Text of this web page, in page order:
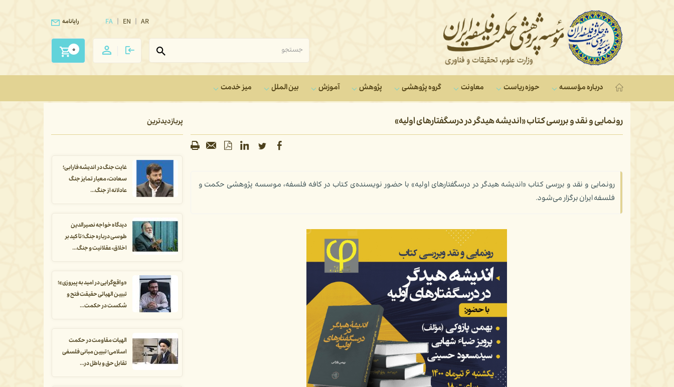
FA EN AR رایانامه
0
درباره مؤسسه حوزه ریاست معاونت‌ گروه‌ پژوهشی پژوهش آموزش بین الملل میز خدمت
رونمایی و نقد و بررسی کتاب «اندیشه هیدگر در درسگفتارهای اولیه»
رونمایی و نقد و بررسی کتاب «اندیشه هیدگر در درسگفتارهای اولیه» با حضور نویسنده‌ی کتاب در کافه فلسفه، موسسه پژوهشی حکمت و
فلسفه ایران برگزار می‌شود.
پربازدیدترین
غایت جنگ در اندیشه فارابی؛
سعادت، معیار تمایز جنگ
عادلانه از جنگ...
دیدگاه خواجه نصیرالدین
طوسی درباره جنگ؛ تأکید بر
اخلاق، عقلانیت و جنگ...
«واقع‌گرایی در امید به پیروزی»؛
تبیین الهیاتی حقیقت فتح و
شکست در حکمت...
الهیات مقاومت در حکمت
اسلامی؛ تبیین مبانی فلسفی
تقابل حق و باطل در...